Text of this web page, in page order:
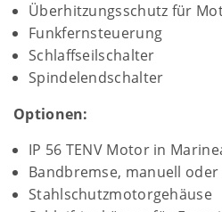
Überhitzungsschutz für
Funkfernsteuerung
Schlaffseilschalter
Spindelendschalter
Optionen:
IP 56 TENV Motor in
Bandbremse, manuell
Stahlschutzmotorgehäuse